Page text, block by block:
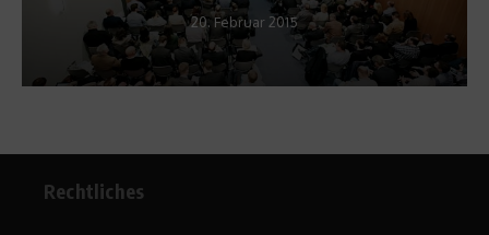
20. Februar 2015
Rechtliches